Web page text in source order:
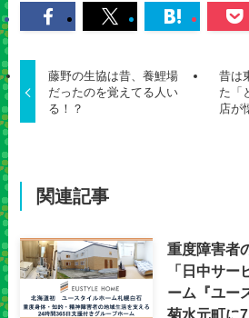
藤野の生協は昔、養鯉場
だったのを覚えてる人い
る！？
昔は
た「
店が
関連記事
重度障害者
「日中サ
ーム『ユー
菊水元町に